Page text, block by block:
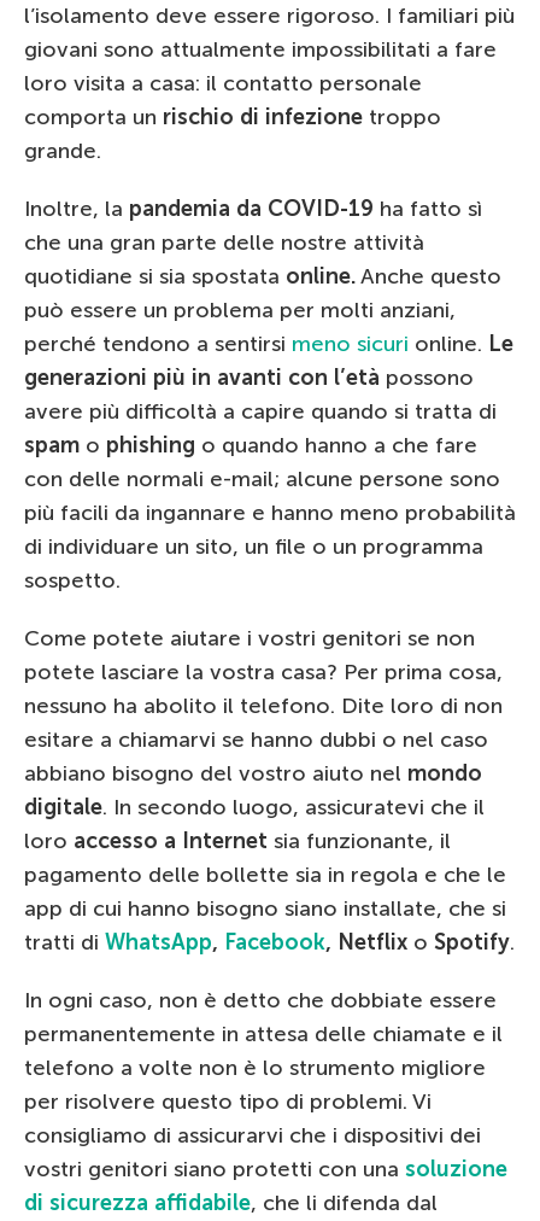
l’isolamento deve essere rigoroso. I familiari più
giovani sono attualmente impossibilitati a fare
loro visita a casa: il contatto personale
comporta un rischio di infezione troppo
grande.
Inoltre, la pandemia da COVID-19 ha fatto sì
che una gran parte delle nostre attività
quotidiane si sia spostata online.Anche questo
può essere un problema per molti anziani,
perché tendono a sentirsi meno sicuri online. Le
generazioni più in avanti con l’età possono
avere più difficoltà a capire quando si tratta di
spam o phishing o quando hanno a che fare
con delle normali e-mail; alcune persone sono
più facili da ingannare e hanno meno probabilità
di individuare un sito, un file o un programma
sospetto.
Come potete aiutare i vostri genitori se non
potete lasciare la vostra casa? Per prima cosa,
nessuno ha abolito il telefono. Dite loro di non
esitare a chiamarvi se hanno dubbi o nel caso
abbiano bisogno del vostro aiuto nel mondo
digitale. In secondo luogo, assicuratevi che il
loro accesso a Internet sia funzionante, il
pagamento delle bollette sia in regola e che le
app di cui hanno bisogno siano installate, che si
tratti di WhatsApp, Facebook, Netflix o Spotify.
In ogni caso, non è detto che dobbiate essere
permanentemente in attesa delle chiamate e il
telefono a volte non è lo strumento migliore
per risolvere questo tipo di problemi. Vi
consigliamo di assicurarvi che i dispositivi dei
vostri genitori siano protetti con una soluzione
di sicurezza affidabile, che li difenda dal